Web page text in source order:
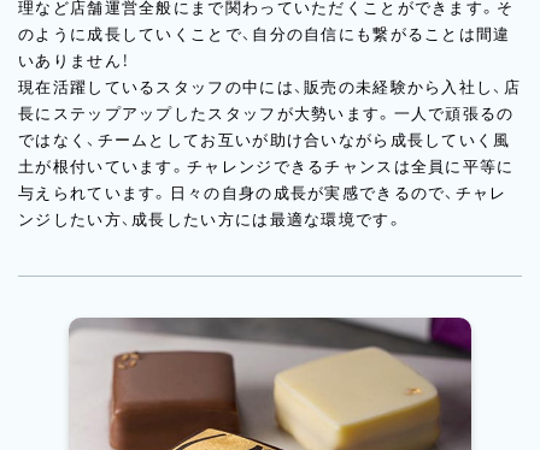
理など店舗運営全般にまで関わっていただくことができます。そ
のように成長していくことで、自分の自信にも繋がることは間違
いありません！
現在活躍しているスタッフの中には、販売の未経験から入社し、店
長にステップアップしたスタッフが大勢います。一人で頑張るの
ではなく、チームとしてお互いが助け合いながら成長していく風
土が根付いています。チャレンジできるチャンスは全員に平等に
与えられています。日々の自身の成長が実感できるので、チャレ
ンジしたい方、成長したい方には最適な環境です。